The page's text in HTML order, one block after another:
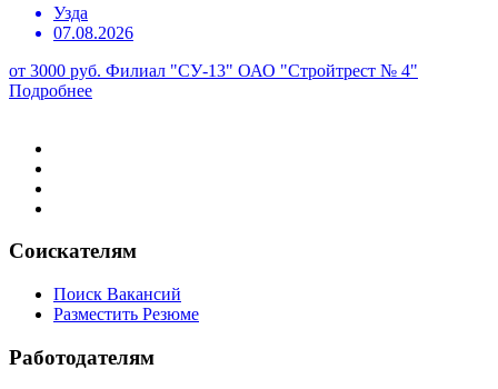
Узда
07.08.2026
от 3000 руб. Филиал "СУ-13" ОАО "Стройтрест № 4"
Подробнее
Соискателям
Поиск Вакансий
Разместить Резюме
Работодателям